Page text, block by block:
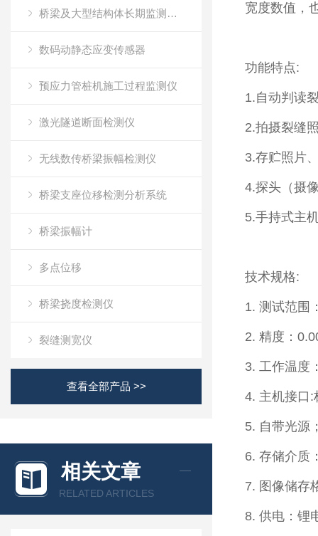
桥梁及大型结构体长期监测系统
数码动静态应变传感器
预应力管桩机施工过程监测仪
激光隧道断面检测仪
无线数传桥梁振幅检测仪
桥梁支座位移检测分析系统
桥梁振幅计
多点位移
桥梁挠度检测仪
裂缝测宽仪
查看全部产品 >>
相关文章
RELATED ARTICLES
宽度数值，
功能特点:
1.自动判读
2.拍摄裂缝
3.存贮照片
4.探头（摄
5.手持式主
技术规格:
1. 测试范围
2. 精度：
3. 工作温度
4. 主机接口:
5. 自带光源
6. 存储介质
7. 图像储存
8. 供电：锂